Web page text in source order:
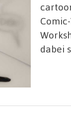
dabei